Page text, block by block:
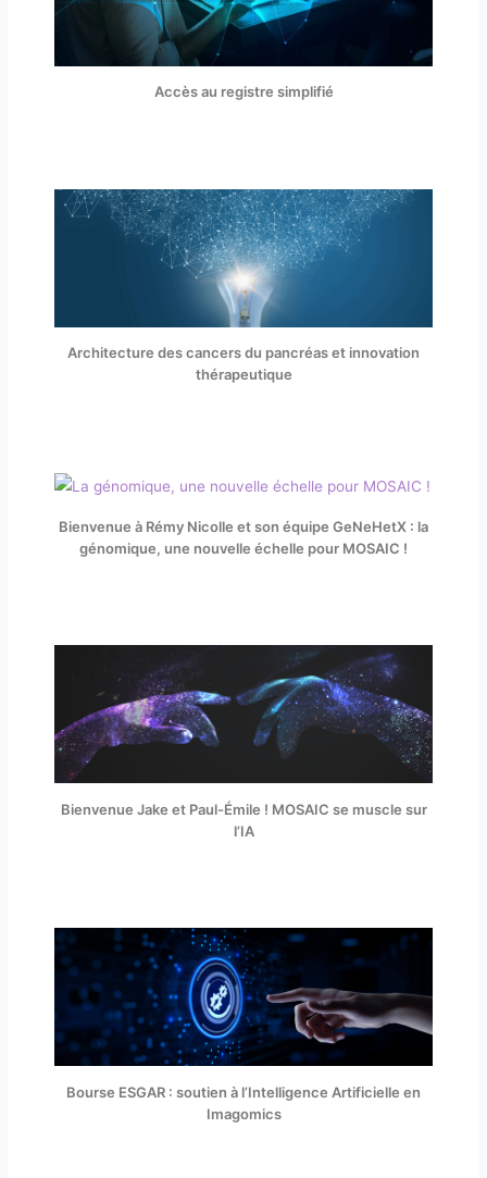
Accès au registre simplifié
Architecture des cancers du pancréas et innovation
thérapeutique
Bienvenue à Rémy Nicolle et son équipe GeNeHetX : la
génomique, une nouvelle échelle pour MOSAIC !
Bienvenue Jake et Paul-Émile ! MOSAIC se muscle sur
l’IA
Bourse ESGAR : soutien à l’Intelligence Artificielle en
Imagomics